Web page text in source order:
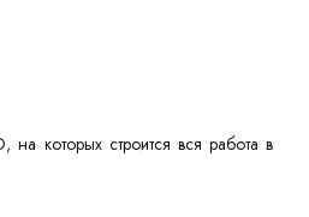
которых строится вся работа в